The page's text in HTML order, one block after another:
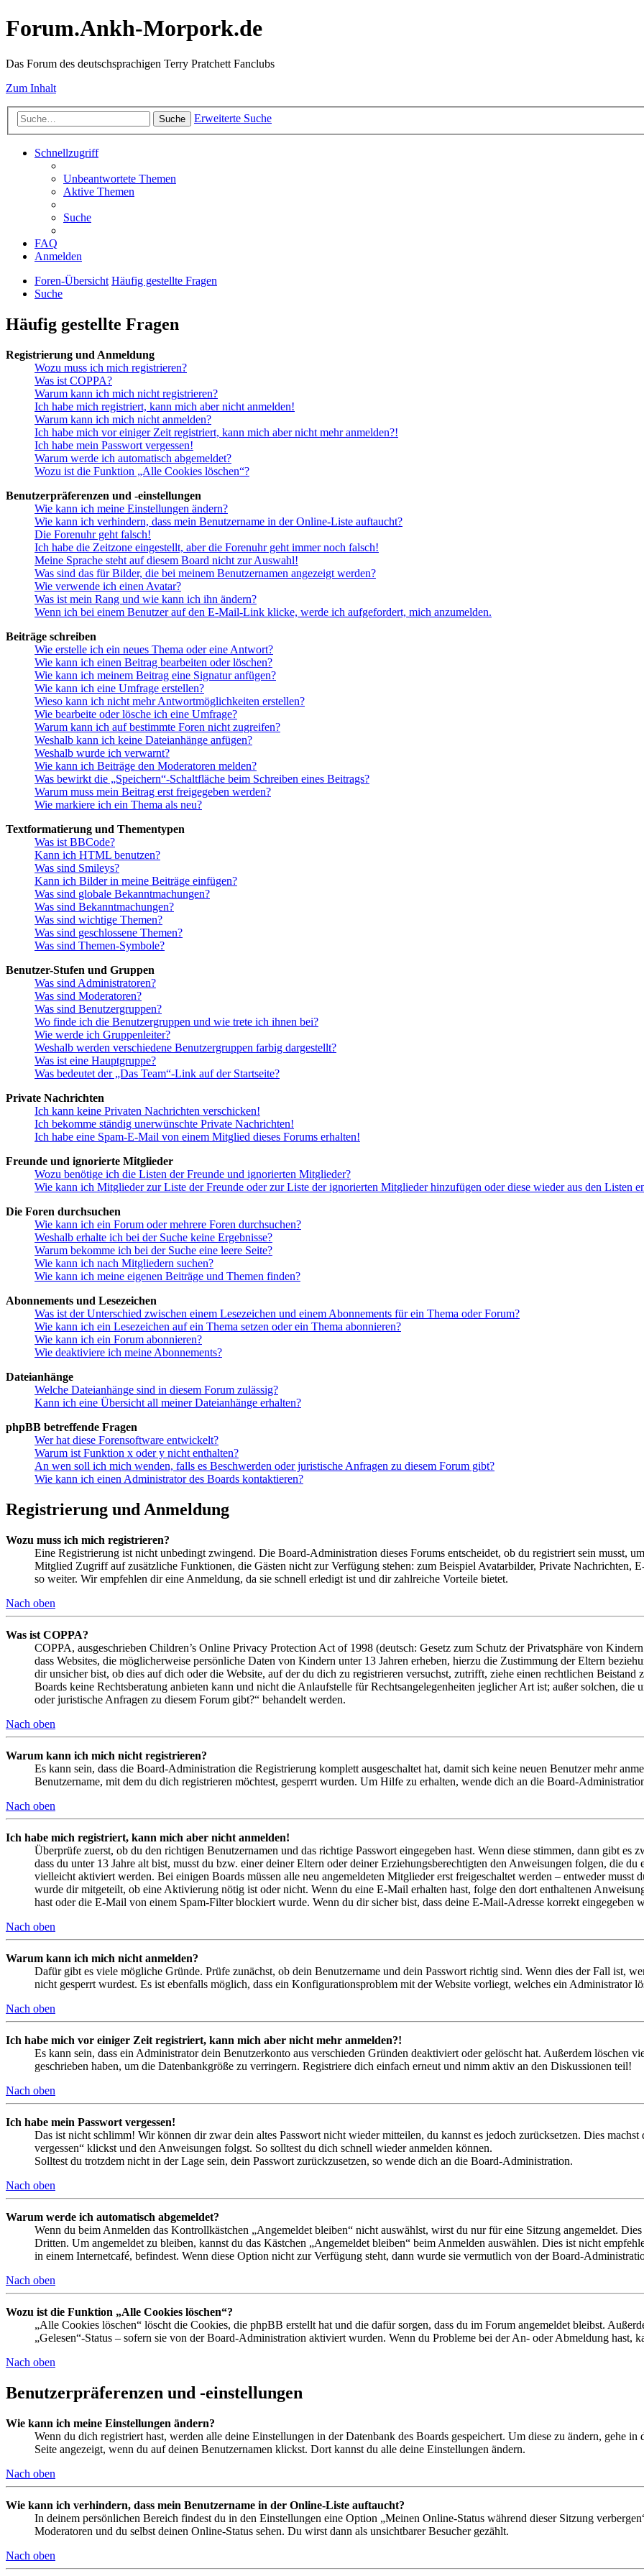
Forum.Ankh-Morpork.de
Das Forum des deutschsprachigen Terry Pratchett Fanclubs
Zum Inhalt
Suche Erweiterte Suche
Schnellzugriff
Unbeantwortete Themen
Aktive Themen
Suche
FAQ
Anmelden
Foren-Übersicht Häufig gestellte Fragen
Suche
Häufig gestellte Fragen
Registrierung und Anmeldung
Wozu muss ich mich registrieren?
Was ist COPPA?
Warum kann ich mich nicht registrieren?
Ich habe mich registriert, kann mich aber nicht anmelden!
Warum kann ich mich nicht anmelden?
Ich habe mich vor einiger Zeit registriert, kann mich aber nicht mehr anmelden?!
Ich habe mein Passwort vergessen!
Warum werde ich automatisch abgemeldet?
Wozu ist die Funktion „Alle Cookies löschen“?
Benutzerpräferenzen und -einstellungen
Wie kann ich meine Einstellungen ändern?
Wie kann ich verhindern, dass mein Benutzername in der Online-Liste auftaucht?
Die Forenuhr geht falsch!
Ich habe die Zeitzone eingestellt, aber die Forenuhr geht immer noch falsch!
Meine Sprache steht auf diesem Board nicht zur Auswahl!
Was sind das für Bilder, die bei meinem Benutzernamen angezeigt werden?
Wie verwende ich einen Avatar?
Was ist mein Rang und wie kann ich ihn ändern?
Wenn ich bei einem Benutzer auf den E-Mail-Link klicke, werde ich aufgefordert, mich anzumelden.
Beiträge schreiben
Wie erstelle ich ein neues Thema oder eine Antwort?
Wie kann ich einen Beitrag bearbeiten oder löschen?
Wie kann ich meinem Beitrag eine Signatur anfügen?
Wie kann ich eine Umfrage erstellen?
Wieso kann ich nicht mehr Antwortmöglichkeiten erstellen?
Wie bearbeite oder lösche ich eine Umfrage?
Warum kann ich auf bestimmte Foren nicht zugreifen?
Weshalb kann ich keine Dateianhänge anfügen?
Weshalb wurde ich verwarnt?
Wie kann ich Beiträge den Moderatoren melden?
Was bewirkt die „Speichern“-Schaltfläche beim Schreiben eines Beitrags?
Warum muss mein Beitrag erst freigegeben werden?
Wie markiere ich ein Thema als neu?
Textformatierung und Thementypen
Was ist BBCode?
Kann ich HTML benutzen?
Was sind Smileys?
Kann ich Bilder in meine Beiträge einfügen?
Was sind globale Bekanntmachungen?
Was sind Bekanntmachungen?
Was sind wichtige Themen?
Was sind geschlossene Themen?
Was sind Themen-Symbole?
Benutzer-Stufen und Gruppen
Was sind Administratoren?
Was sind Moderatoren?
Was sind Benutzergruppen?
Wo finde ich die Benutzergruppen und wie trete ich ihnen bei?
Wie werde ich Gruppenleiter?
Weshalb werden verschiedene Benutzergruppen farbig dargestellt?
Was ist eine Hauptgruppe?
Was bedeutet der „Das Team“-Link auf der Startseite?
Private Nachrichten
Ich kann keine Privaten Nachrichten verschicken!
Ich bekomme ständig unerwünschte Private Nachrichten!
Ich habe eine Spam-E-Mail von einem Mitglied dieses Forums erhalten!
Freunde und ignorierte Mitglieder
Wozu benötige ich die Listen der Freunde und ignorierten Mitglieder?
Wie kann ich Mitglieder zur Liste der Freunde oder zur Liste der ignorierten Mitglieder hinzufügen oder diese wieder aus den Listen
Die Foren durchsuchen
Wie kann ich ein Forum oder mehrere Foren durchsuchen?
Weshalb erhalte ich bei der Suche keine Ergebnisse?
Warum bekomme ich bei der Suche eine leere Seite?
Wie kann ich nach Mitgliedern suchen?
Wie kann ich meine eigenen Beiträge und Themen finden?
Abonnements und Lesezeichen
Was ist der Unterschied zwischen einem Lesezeichen und einem Abonnements für ein Thema oder Forum?
Wie kann ich ein Lesezeichen auf ein Thema setzen oder ein Thema abonnieren?
Wie kann ich ein Forum abonnieren?
Wie deaktiviere ich meine Abonnements?
Dateianhänge
Welche Dateianhänge sind in diesem Forum zulässig?
Kann ich eine Übersicht all meiner Dateianhänge erhalten?
phpBB betreffende Fragen
Wer hat diese Forensoftware entwickelt?
Warum ist Funktion x oder y nicht enthalten?
An wen soll ich mich wenden, falls es Beschwerden oder juristische Anfragen zu diesem Forum gibt?
Wie kann ich einen Administrator des Boards kontaktieren?
Registrierung und Anmeldung
Wozu muss ich mich registrieren?
Eine Registrierung ist nicht unbedingt zwingend. Die Board-Administration dieses Forums entscheidet, ob du registriert sein musst,
Mitglied Zugriff auf zusätzliche Funktionen, die Gästen nicht zur Verfügung stehen: zum Beispiel Avatarbilder, Private Nachrichten,
so weiter. Wir empfehlen dir eine Anmeldung, da sie schnell erledigt ist und dir zahlreiche Vorteile bietet.
Nach oben
Was ist COPPA?
COPPA, ausgeschrieben Children’s Online Privacy Protection Act of 1998 (deutsch: Gesetz zum Schutz der Privatsphäre von
dass Websites, die möglicherweise persönliche Daten von Kindern unter 13 Jahren erheben, hierzu die Zustimmung der Eltern
dir unsicher bist, ob dies auf dich oder die Website, auf der du dich zu registrieren versuchst, zutrifft, ziehe einen rechtlichen
Boards keine Rechtsberatung anbieten kann und nicht die Anlaufstelle für Rechtsangelegenheiten jeglicher Art ist; außer solchen,
oder juristische Anfragen zu diesem Forum gibt?“ behandelt werden.
Nach oben
Warum kann ich mich nicht registrieren?
Es kann sein, dass die Board-Administration die Registrierung komplett ausgeschaltet hat, damit sich keine neuen Benutzer mehr
Benutzername, mit dem du dich registrieren möchtest, gesperrt wurden. Um Hilfe zu erhalten, wende dich an die Board-
Nach oben
Ich habe mich registriert, kann mich aber nicht anmelden!
Überprüfe zuerst, ob du den richtigen Benutzernamen und das richtige Passwort eingegeben hast. Wenn diese stimmen, dann gibt es
dass du unter 13 Jahre alt bist, musst du bzw. einer deiner Eltern oder deiner Erziehungsberechtigten den Anweisungen folgen, die
vielleicht aktiviert werden. Bei einigen Boards müssen alle neu angemeldeten Mitglieder erst freigeschaltet werden – entweder musst
wurde dir mitgeteilt, ob eine Aktivierung nötig ist oder nicht. Wenn du eine E-Mail erhalten hast, folge den dort enthaltenen
hast oder die E-Mail von einem Spam-Filter blockiert wurde. Wenn du dir sicher bist, dass deine E-Mail-Adresse korrekt eingegeben
Nach oben
Warum kann ich mich nicht anmelden?
Dafür gibt es viele mögliche Gründe. Prüfe zunächst, ob dein Benutzername und dein Passwort richtig sind. Wenn dies der Fall ist,
nicht gesperrt wurdest. Es ist ebenfalls möglich, dass ein Konfigurationsproblem mit der Website vorliegt, welches ein Administrator
Nach oben
Ich habe mich vor einiger Zeit registriert, kann mich aber nicht mehr anmelden?!
Es kann sein, dass ein Administrator dein Benutzerkonto aus verschieden Gründen deaktiviert oder gelöscht hat. Außerdem löschen
geschrieben haben, um die Datenbankgröße zu verringern. Registriere dich einfach erneut und nimm aktiv an den Diskussionen teil!
Nach oben
Ich habe mein Passwort vergessen!
Das ist nicht schlimm! Wir können dir zwar dein altes Passwort nicht wieder mitteilen, du kannst es jedoch zurücksetzen. Dies
vergessen“ klickst und den Anweisungen folgst. So solltest du dich schnell wieder anmelden können.
Solltest du trotzdem nicht in der Lage sein, dein Passwort zurückzusetzen, so wende dich an die Board-Administration.
Nach oben
Warum werde ich automatisch abgemeldet?
Wenn du beim Anmelden das Kontrollkästchen „Angemeldet bleiben“ nicht auswählst, wirst du nur für eine Sitzung angemeldet.
Dritten. Um angemeldet zu bleiben, kannst du das Kästchen „Angemeldet bleiben“ beim Anmelden auswählen. Dies ist nicht
in einem Internetcafé, befindest. Wenn diese Option nicht zur Verfügung steht, dann wurde sie vermutlich von der Board-
Nach oben
Wozu ist die Funktion „Alle Cookies löschen“?
„Alle Cookies löschen“ löscht die Cookies, die phpBB erstellt hat und die dafür sorgen, dass du im Forum angemeldet bleibst.
„Gelesen“-Status – sofern sie von der Board-Administration aktiviert wurden. Wenn du Probleme bei der An- oder Abmeldung hast,
Nach oben
Benutzerpräferenzen und -einstellungen
Wie kann ich meine Einstellungen ändern?
Wenn du dich registriert hast, werden alle deine Einstellungen in der Datenbank des Boards gespeichert. Um diese zu ändern, gehe
Seite angezeigt, wenn du auf deinen Benutzernamen klickst. Dort kannst du alle deine Einstellungen ändern.
Nach oben
Wie kann ich verhindern, dass mein Benutzername in der Online-Liste auftaucht?
In deinem persönlichen Bereich findest du in den Einstellungen eine Option „Meinen Online-Status während dieser Sitzung
Moderatoren und du selbst deinen Online-Status sehen. Du wirst dann als unsichtbarer Besucher gezählt.
Nach oben